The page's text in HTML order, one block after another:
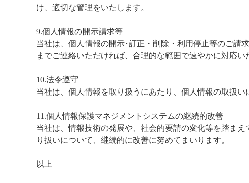
け、適切な管理をいたします。
9.個人情報の開示請求等
当社は、個人情報の開示･訂正・削除・利用停止等のご請
までご連絡いただければ、合理的な範囲で速やかに対応い
10.法令遵守
当社は、個人情報を取り扱うにあたり、個人情報の取扱
11.個人情報保護マネジメントシステムの継続的改善
当社は、情報技術の発展や、社会的要請の変化等を踏ま
り扱いについて、継続的に改善に努めてまいります。
以上